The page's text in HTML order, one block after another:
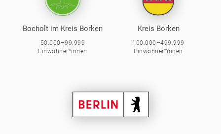
Bocholt im Kreis Borken
50.000–99.999
Einwohner*innen
Kreis Borken
100.000–499.999
Einwohner*innen